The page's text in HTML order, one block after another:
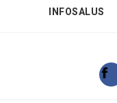
INFOSALUS